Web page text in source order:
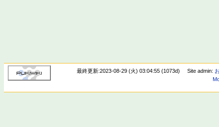
最終更新:2023-08-29 (火) 03:04:55 (1073d) Site admin: